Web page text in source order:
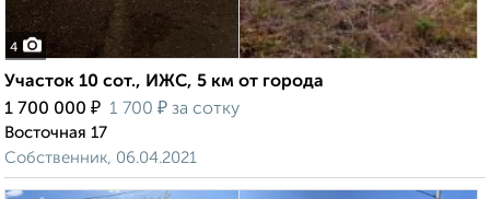
4
Участок 10 сот., ИЖС, 5 км от города
1 700 000 ₽ 1 700 ₽ за сотку
Восточная 17
Собственник, 06.04.2021